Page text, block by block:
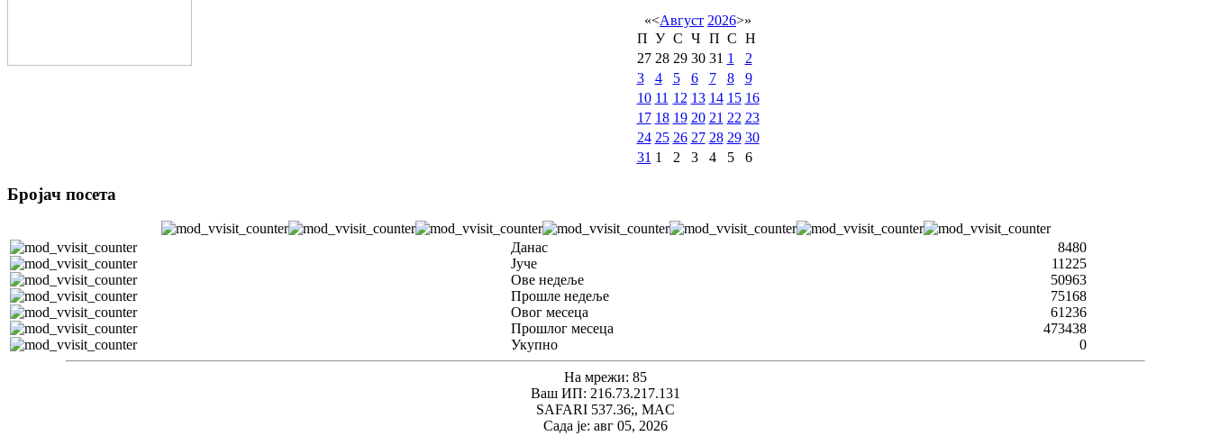
«<Август 2026>»
П У С Ч П С Н
27 28 29 30 31 1
2
3
4 5 6 7 8
9
10 11 12 13 14 15 16
17 18 19 20 21 22 23
24 25 26 27 28 29 30
31 1 2 3 4 5 6
Бројач посета
Данас
8480
Јуче
11225
Ове недеље
50963
Прошле недеље
75168
Овог месеца
61236
Прошлог месеца
473438
Укупно
0
На мрежи: 85
Ваш ИП: 216.73.217.131
SAFARI 537.36;, MAC
Сада је: авг 05, 2026